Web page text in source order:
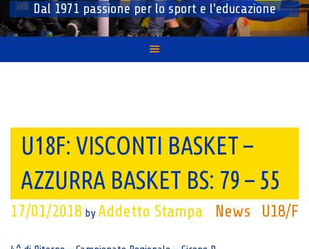
Dal 1971 passione per lo sport e l'educazione
U18F: VISCONTI BASKET –
AZZURRA BASKET BS: 79 – 55
News U18/F
17/01/2018 by Addetto Stampa